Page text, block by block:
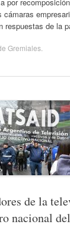
cámaras
respuestas de la
Gremiales.
de la
nacional